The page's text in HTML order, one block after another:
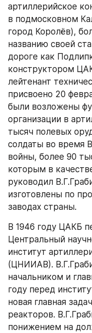
артиллерийское
в подмосковном
город Королёв),
названию своей
дороге как
конструктором
лейтенант
присвоено 20
были возложены
организации в
тысяч полевых
солдаты во время
войны, более 90
которым в
руководил
изготовлены по
заводах страны.
В 1946 году ЦАКБ
Центральный
институт
(ЦНИИАВ).
начальником и
году перед
новая главная
реакторов.
понижением на